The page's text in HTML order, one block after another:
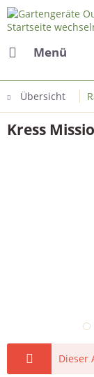
Menü
Übersicht
Kress
Dieser